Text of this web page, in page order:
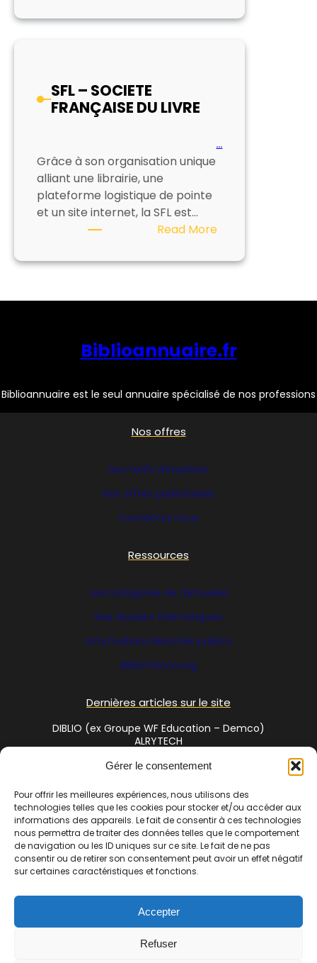
Gérer le consentement
Pour offrir les meilleures expériences, nous utilisons des
technologies telles que les cookies pour stocker et/ou accéder aux
informations des appareils. Le fait de consentir à ces technologies
nous permettra de traiter des données telles que le comportement
de navigation ou les ID uniques sur ce site. Le fait de ne pas
consentir ou de retirer son consentement peut avoir un effet négatif
sur certaines caractéristiques et fonctions.
Accepter
Refuser
–
SFL – SOCIETE
FRANÇAISE DU LIVRE
…
Grâce à son organisation unique
alliant une librairie, une
plateforme logistique de pointe
et un site internet, la SFL est…
Read More:
–
Biblioannuaire.fr
Biblioannuaire est le seul annuaire spécialisé de nos professions
Nos offres
Nos tarifs d’insertion
Nos offres publicitaires
Contactez nous
Ressources
Les catégories de l’annuaire
Nos dossiers thématiques
Informations Marchés publics
Bibliofrance.org
Dernières articles sur le site
DIBLIO (ex Groupe WF Education – Demco)
ALRYTECH
Social Media
Twitter
Cet annuaire est une réalisation deBibliofrance.org, site
coopératif de bibliothécaires | La commercialisation de cet
espace est assuré parwww.bibliosud.org Association Loi 1901
enregistrée sous le RNA N° W342002610 – N° Siret 838 720 191
00017 – Adresse : 1 chemin des gandials 34260 Ceilhes et
Rocozels | Copyright © 2007-2024 Bibliofrance.org. Tous droits